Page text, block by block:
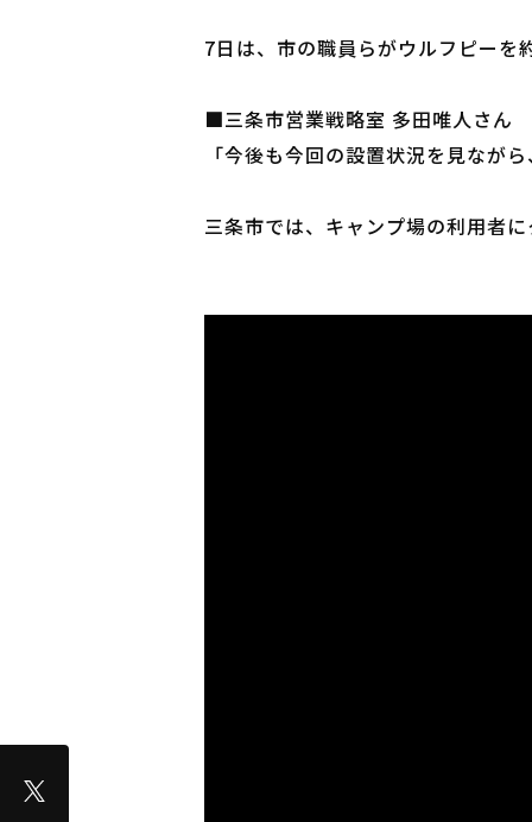
7日は、市の職員らがウルフピーを
■三条市営業戦略室 多田唯人さん
「今後も今回の設置状況を見なが
三条市では、キャンプ場の利用者